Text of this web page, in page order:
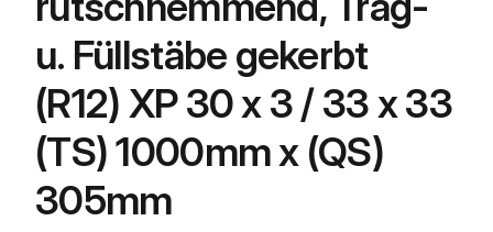
u. Füllstäbe gekerbt
(R12) XP 30 x 3 / 33 x 33
(TS) 1000mm x (QS)
305mm